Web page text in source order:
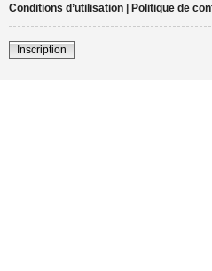
Conditions d’utilisation | Politique de
Inscription